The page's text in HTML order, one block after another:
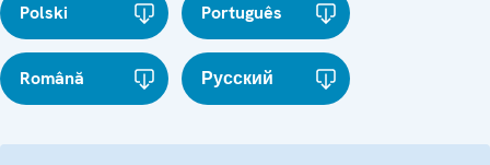
Polski Português
Română Русский